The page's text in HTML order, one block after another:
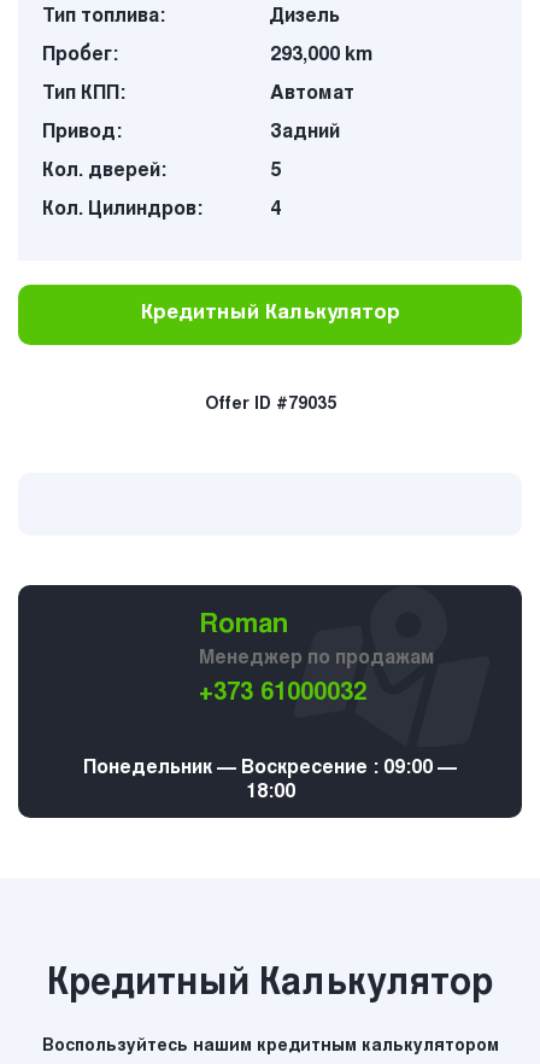
Тип топлива:
Дизель
Пробег:
293,000 km
Тип КПП:
Автомат
Привод:
Задний
Кол. дверей:
5
Кол. Цилиндров:
4
Кредитный Калькулятор
Offer ID #79035
Roman
Менеджер по продажам
+373 61000032
Понедельник — Воскресение : 09:00 —
18:00
Кредитный Калькулятор
Воспользуйтесь нашим кредитным калькулятором